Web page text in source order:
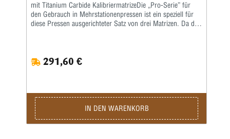
mit Titanium Carbide KalibriermatrizeDie „Pro-Serie” für
den Gebrauch in Mehrstationenpressen ist ein speziell für
diese Pressen ausgerichteter Satz von drei Matrizen. Da die
hervorragende Redding-Titaniumkarbidmatrize enthalten,
die komplett mit Ausstoßer geliefert wird. Die richtige
in der „Pro-Serie” nur für das Setzen des Geschosses, nicht
für das anschließende Crimpen, ausgelegt. Für das Bördeln
wiederum enthält der Matrizensatz die Redding-
Profilcrimpmatrize (P) oder Taper Crimp-Matrizen (T).
291,60 €
IN DEN WARENKORB